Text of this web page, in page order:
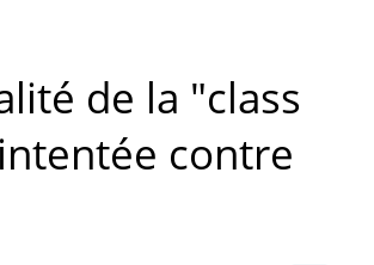
de la "class
contre